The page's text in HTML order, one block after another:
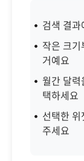
검색 결
작은 크
거예요
월간 달
택하세요
선택한
주세요